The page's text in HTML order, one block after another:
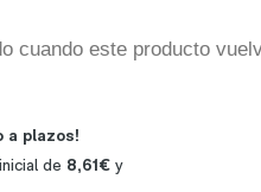
cuando este producto